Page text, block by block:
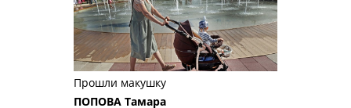
Прошли макушку
ПОПОВА Тамара